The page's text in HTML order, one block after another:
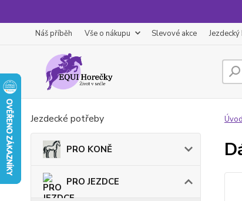
Náš příběh Vše o nákupu Slevové akce Jezdecký
Jezdecké potřeby
PRO KONĚ
PRO JEZDCE
Úvod